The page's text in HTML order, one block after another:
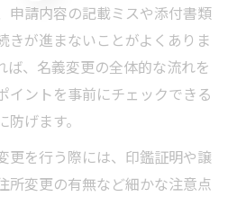
申請内容の記載ミスや添付書類
きが進まないことがよくありま
ば、名義変更の全体的な流れを
イントを事前にチェックできる
げます。
更を行う際には、印鑑証明や譲
所変更の有無など細かな注意点